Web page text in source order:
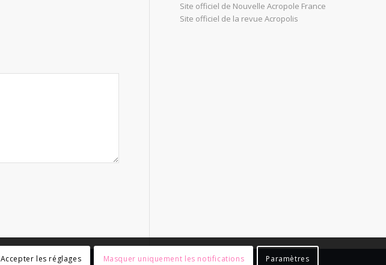
Site officiel de Nouvelle Acropole France
Site officiel de la revue Acropolis
Accepter les réglages Masquer uniquement les notifications Paramètres